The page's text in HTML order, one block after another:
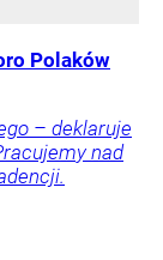
Polaków
– deklaruje
nad